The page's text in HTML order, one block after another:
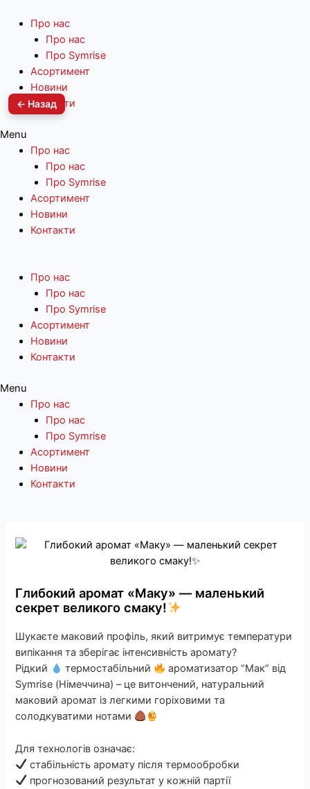
Про нас
Про нас
Про Symrise
Асортимент
Новини
Контакти
Menu
Про нас
Про нас
Про Symrise
Асортимент
Новини
Контакти
Про нас
Про нас
Про Symrise
Асортимент
Новини
Контакти
Menu
Про нас
Про нас
Про Symrise
Асортимент
Новини
Контакти
вмісту
Глибокий аромат «Маку» — маленький
секрет великого смаку!
Шукаєте маковий профіль, який витримує температури
випікання та зберігає інтенсивність аромату?
Рідкий
термостабільний
ароматизатор “Мак” від
Symrise (Німеччина) – це витончений, натуральний
маковий аромат із легкими горіховими та
солодкуватими нотами
Для технологів означає:
стабільність аромату після термообробки
прогнозований результат у кожній партії
← Назад